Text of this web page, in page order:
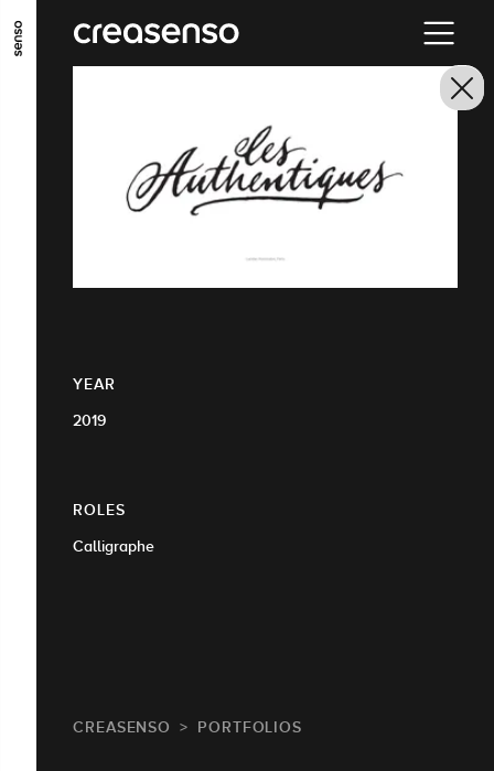
GO TO MAIN CONTENT GO TO MAIN MENU
YEAR
2019
ROLES
Calligraphe
CREASENSO PORTFOLIOS